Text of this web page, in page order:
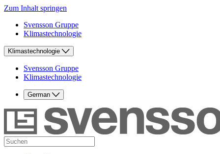
Zum Inhalt springen
Svensson Gruppe
Klimastechnologie
Klimastechnologie
Svensson Gruppe
Klimastechnologie
German